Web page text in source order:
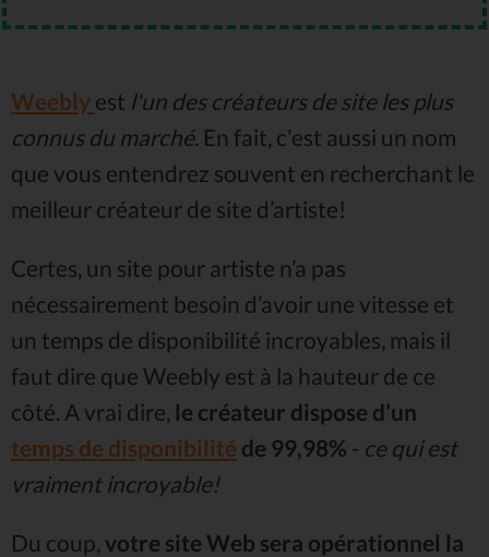
Weebly est l'un des créateurs de site les plus
connus du marché. En fait, c'est aussi un nom
que vous entendrez souvent en recherchant le
meilleur créateur de site d’artiste!
Certes, un site pour artiste n’a pas
nécessairement besoin d’avoir une vitesse et
un temps de disponibilité incroyables, mais il
faut dire que Weebly est à la hauteur de ce
côté. A vrai dire, le créateur dispose d’un
temps de disponibilité de 99,98% - ce qui est
vraiment incroyable!
Du coup, votre site Web sera opérationnel la